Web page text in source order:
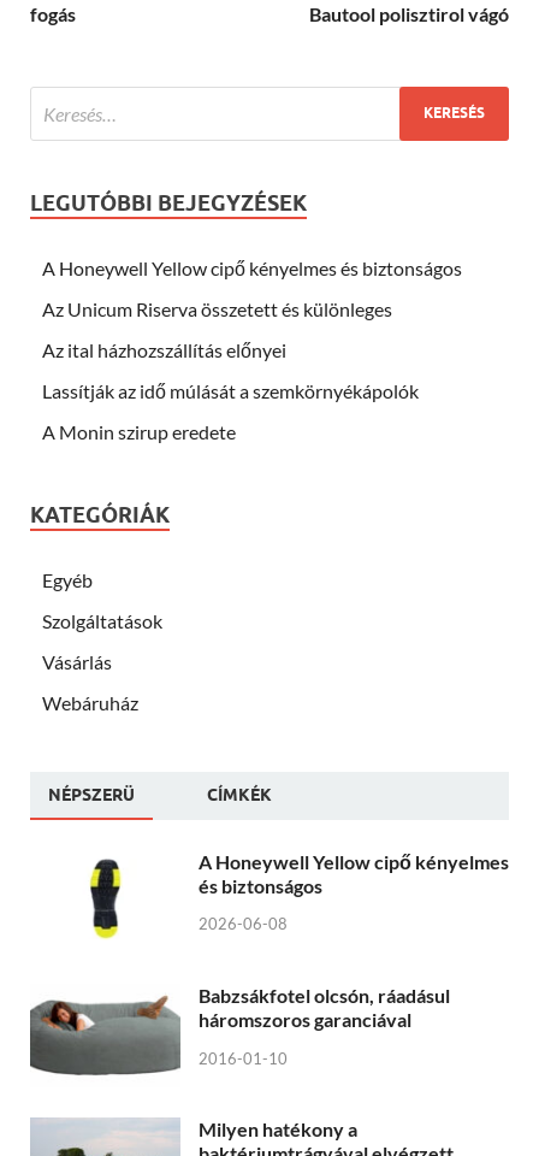
fogás
Bautool polisztirol vágó
LEGUTÓBBI BEJEGYZÉSEK
A Honeywell Yellow cipő kényelmes és biztonságos
Az Unicum Riserva összetett és különleges
Az ital házhozszállítás előnyei
Lassítják az idő múlását a szemkörnyékápolók
A Monin szirup eredete
KATEGÓRIÁK
Egyéb
Szolgáltatások
Vásárlás
Webáruház
NÉPSZERÜ CÍMKÉK
A Honeywell Yellow cipő kényelmes
és biztonságos
2026-06-08
Babzsákfotel olcsón, ráadásul
háromszoros garanciával
2016-01-10
Milyen hatékony a